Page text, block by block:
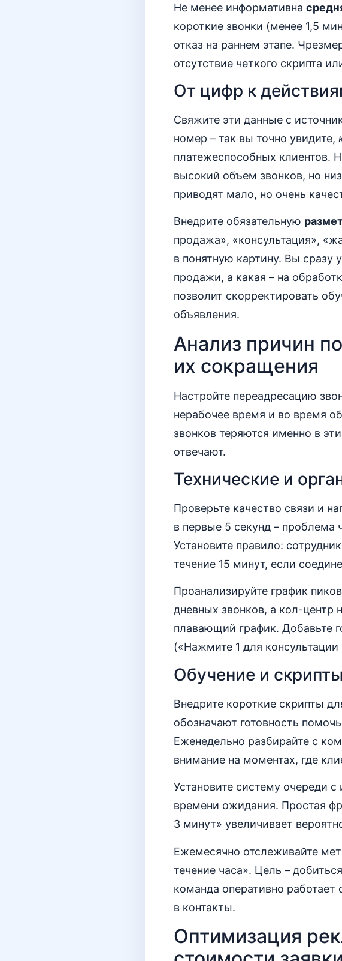
Не менее информативна
короткие звонки (менее 1,5
отказ на раннем этапе.
отсутствие четкого скрипта
От цифр к
Свяжите эти данные с
номер – так вы точно увидите,
платежеспособных клиентов.
высокий объем звонков, но
приводят мало, но очень
Внедрите обязательную
продажа», «консультация»,
в понятную картину. Вы сразу
продажи, а какая – на
позволит скорректировать
объявления.
Анализ причин
их сокращения
Настройте переадресацию
нерабочее время и во время
звонков теряются именно в
отвечают.
Технические и
Проверьте качество связи и
в первые 5 секунд – проблема
Установите правило:
течение 15 минут, если
Проанализируйте график
дневных звонков, а кол-центр
плавающий график. Добавьте
(«Нажмите 1 для консультации
Обучение и скрипты
Внедрите короткие скрипты
обозначают готовность
Еженедельно разбирайте с
внимание на моментах, где
Установите систему очереди
времени ожидания. Простая
3 минут» увеличивает
Ежемесячно отслеживайте
течение часа». Цель –
команда оперативно
в контакты.
Оптимизация